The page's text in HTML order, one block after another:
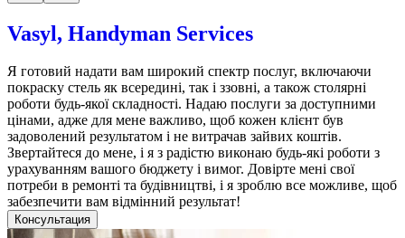
Vasyl, Handyman Services
Я готовий надати вам широкий спектр послуг, включаючи
покраску стель як всередині, так і ззовні, а також столярні
роботи будь-якої складності. Надаю послуги за доступними
цінами, адже для мене важливо, щоб кожен клієнт був
задоволений результатом і не витрачав зайвих коштів.
Звертайтеся до мене, і я з радістю виконаю будь-які роботи з
урахуванням вашого бюджету і вимог. Довірте мені свої
потреби в ремонті та будівництві, і я зроблю все можливе, щоб
забезпечити вам відмінний результат!
Консультация